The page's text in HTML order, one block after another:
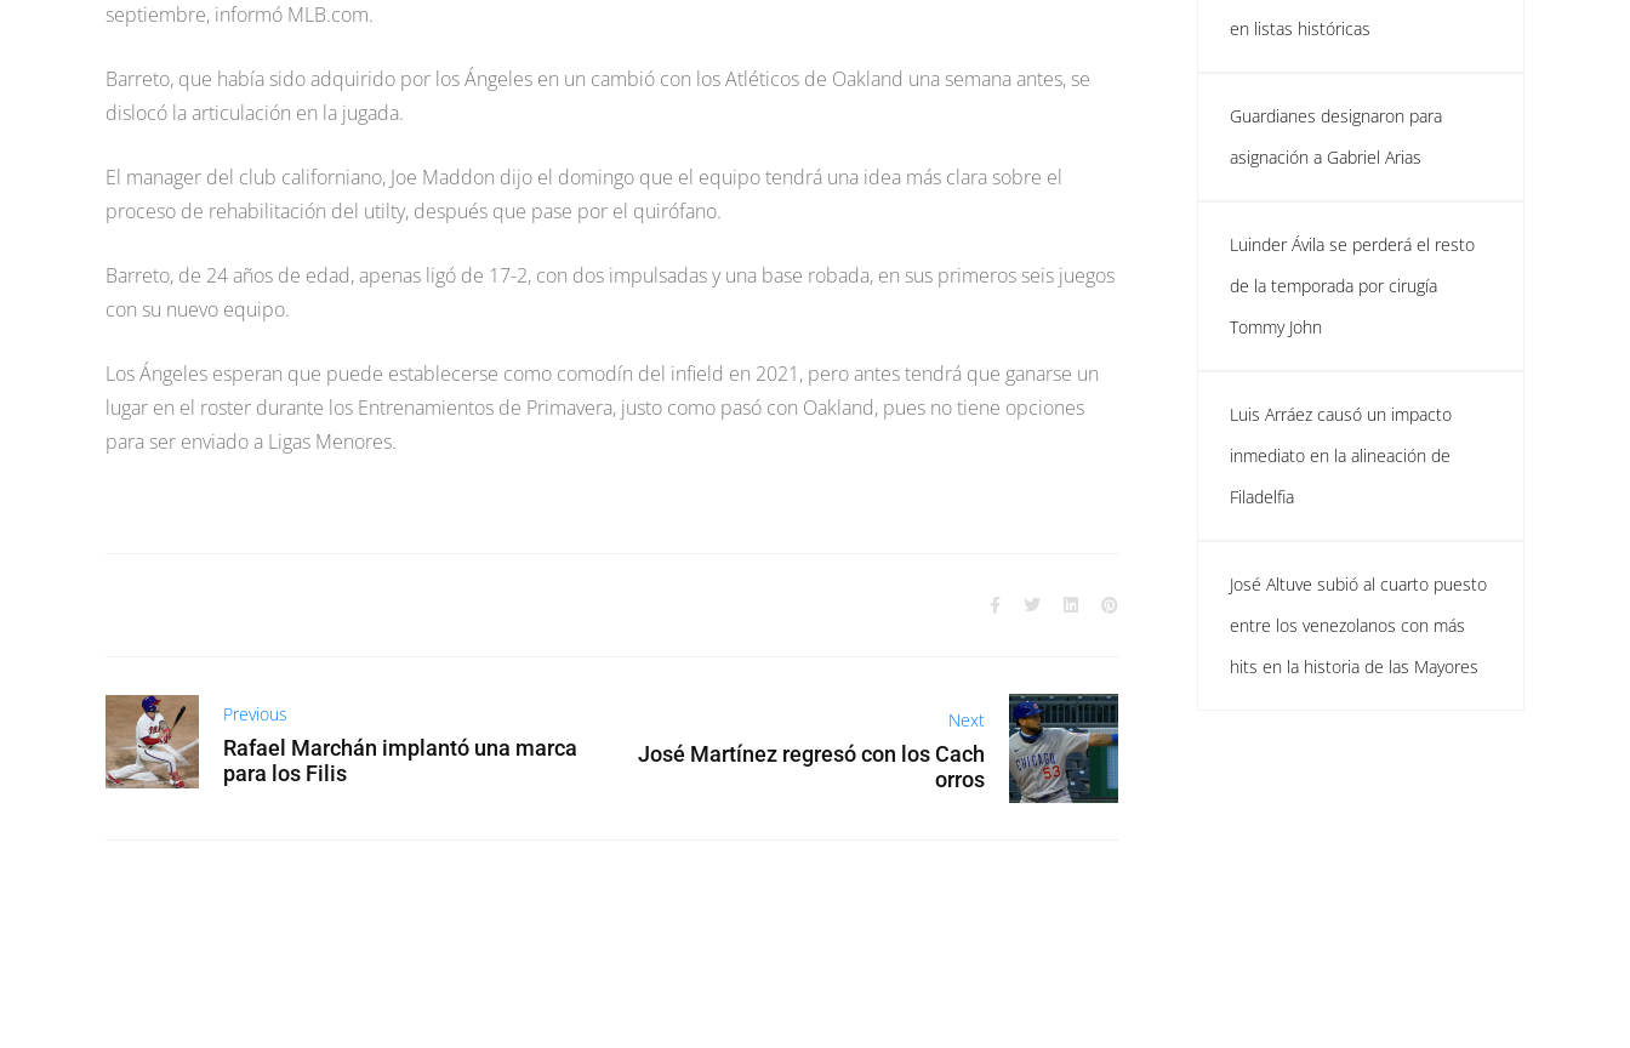
septiembre, informó MLB.com.
Barreto, que había sido adquirido por los Ángeles en un cambió con los Atléticos de Oakland una semana antes, se
dislocó la articulación en la jugada.
El manager del club californiano, Joe Maddon dijo el domingo que el equipo tendrá una idea más clara sobre el
proceso de rehabilitación del utilty, después que pase por el quirófano.
Barreto, de 24 años de edad, apenas ligó de 17-2, con dos impulsadas y una base robada, en sus primeros seis juegos
con su nuevo equipo.
Los Ángeles esperan que puede establecerse como comodín del infield en 2021, pero antes tendrá que ganarse un
lugar en el roster durante los Entrenamientos de Primavera, justo como pasó con Oakland, pues no tiene opciones
para ser enviado a Ligas Menores.
Previous
Rafael Marchán implantó una marca
para los Filis
Next
José Martínez regresó con los Cach
orros
en listas históricas
Guardianes designaron para
asignación a Gabriel Arias
Luinder Ávila se perderá el resto
de la temporada por cirugía
Tommy John
Luis Arráez causó un impacto
inmediato en la alineación de
Filadelfia
José Altuve subió al cuarto puesto
entre los venezolanos con más
hits en la historia de las Mayores